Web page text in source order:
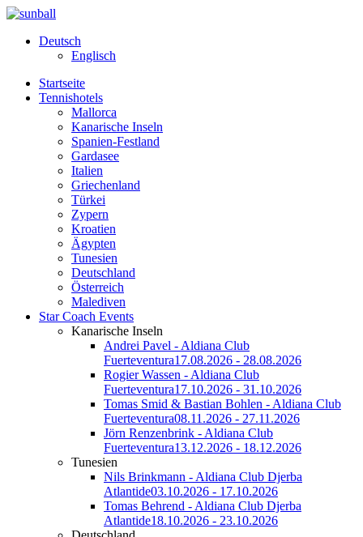
Deutsch
Englisch
Startseite
Tennishotels
Mallorca
Kanarische Inseln
Spanien-Festland
Gardasee
Italien
Griechenland
Türkei
Zypern
Kroatien
Ägypten
Tunesien
Deutschland
Österreich
Malediven
Star Coach Events
Kanarische Inseln
Andrei Pavel - Aldiana Club
Fuerteventura17.08.2026 - 28.08.2026
Rogier Wassen - Aldiana Club
Fuerteventura17.10.2026 - 31.10.2026
Tomas Smid & Bastian Bohlen - Aldiana Club
Fuerteventura08.11.2026 - 27.11.2026
Jörn Renzenbrink - Aldiana Club
Fuerteventura13.12.2026 - 18.12.2026
Tunesien
Nils Brinkmann - Aldiana Club Djerba
Atlantide03.10.2026 - 17.10.2026
Tomas Behrend - Aldiana Club Djerba
Atlantide18.10.2026 - 23.10.2026